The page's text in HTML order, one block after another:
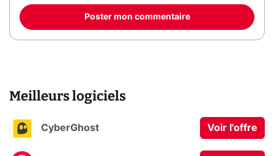
Poster mon commentaire
Meilleurs logiciels
CyberGhost Voir l'offre